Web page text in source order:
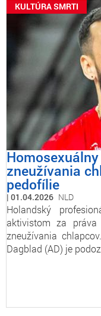
KULTÚRA SMRTI
zneužívania
pedofílie
01.04.2026 NLD
Holandský
aktivistom za práva
zneužívania
Dagblad (AD) je